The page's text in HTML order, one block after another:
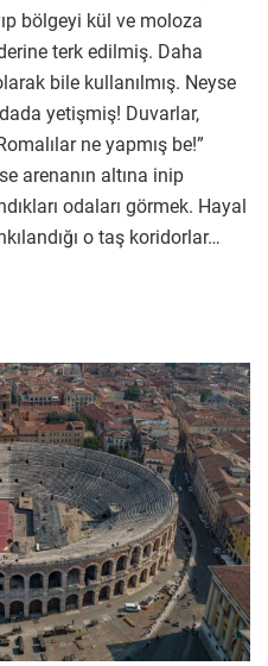
bölgeyi kül ve moloza
terk edilmiş. Daha
bile kullanılmış. Neyse
yetişmiş! Duvarlar,
ne yapmış be!”
arenanın altına inip
odaları görmek. Hayal
o taş koridorlar…